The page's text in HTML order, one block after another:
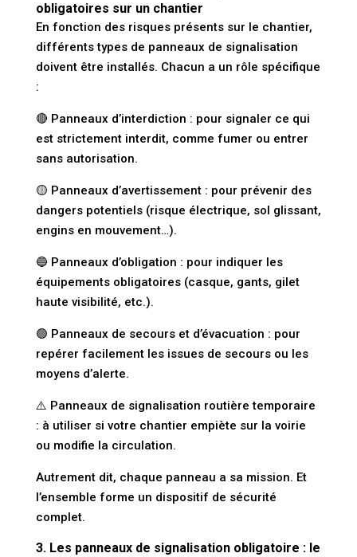
obligatoires sur un chantier
En fonction des risques présents sur le chantier,
différents types de panneaux de signalisation
doivent être installés. Chacun a un rôle spécifique
:
🔴 Panneaux d’interdiction : pour signaler ce qui
est strictement interdit, comme fumer ou entrer
sans autorisation.
🟡 Panneaux d’avertissement: pour prévenir des
dangers potentiels (risque électrique, sol glissant,
engins en mouvement…).
🔵 Panneaux d’obligation : pour indiquer les
équipements obligatoires (casque, gants, gilet
haute visibilité, etc.).
🟢 Panneaux de secours et d’évacuation : pour
repérer facilement les issues de secours ou les
moyens d’alerte.
⚠️ Panneaux de signalisation routière temporaire
: à utiliser si votre chantier empiète sur la voirie
ou modifie la circulation.
Autrement dit, chaque panneau a sa mission. Et
l’ensemble forme un dispositif de sécurité
complet.
3. Les panneaux de signalisation obligatoire : le